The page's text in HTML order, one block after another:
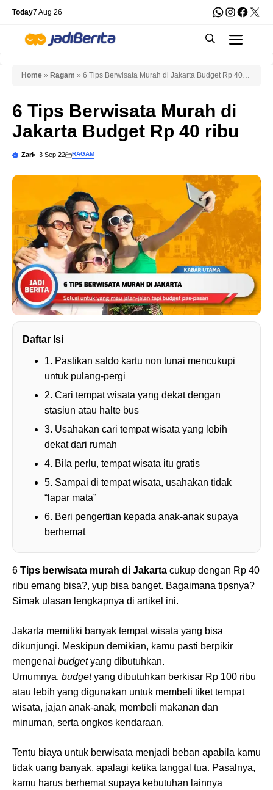
Skip
content
Today7 Aug 26 WhatsApp
X
Home » Ragam » 6 Tips Berwisata Murah di Jakarta Budget Rp 40
6 Tips Berwisata Murah di
Jakarta Budget Rp 40 ribu
Zari 3 Sep 22 RAGAM
Daftar Isi
1. Pastikan saldo kartu non tunai mencukupi
untuk pulang-pergi
2. Cari tempat wisata yang dekat dengan
stasiun atau halte bus
3. Usahakan cari tempat wisata yang lebih
dekat dari rumah
4. Bila perlu, tempat wisata itu gratis
5. Sampai di tempat wisata, usahakan tidak
“lapar mata”
6. Beri pengertian kepada anak-anak supaya
berhemat
6 Tips berwisata murah di Jakarta cukup dengan Rp 40
ribu emang bisa?, yup bisa banget. Bagaimana tipsnya?
Simak ulasan lengkapnya di artikel ini.
Jakarta memiliki banyak tempat wisata yang bisa
dikunjungi. Meskipun demikian, kamu pasti berpikir
mengenai budgetyang dibutuhkan.
Umumnya, budgetyang dibutuhkan berkisar Rp 100 ribu
atau lebih yang digunakan untuk membeli tiket tempat
wisata, jajan anak-anak, membeli makanan dan
minuman, serta ongkos kendaraan.
Tentu biaya untuk berwisata menjadi beban apabila kamu
tidak uang banyak, apalagi ketika tanggal tua. Pasalnya,
kamu harus berhemat supaya kebutuhan lainnya